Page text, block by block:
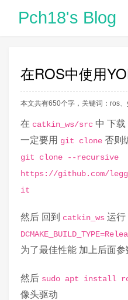
Pch18's Blog
在ROS中使用
本文共有650个字，关键词： ros、
在 catkin_ws/src 中 下载
一定要用 git clone 否则
git clone --recursive
https://github.com/
it
然后 回到 catkin_ws 运行
为了最佳性能 加上后面
然后 sudo apt install
像头驱动